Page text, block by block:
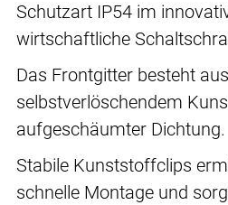
Schutzart IP54 im
wirtschaftliche
Das Frontgitter besteht
selbstverlöschendem
aufgeschäumter Dichtung.
Stabile Kunststoffclips
schnelle Montage und